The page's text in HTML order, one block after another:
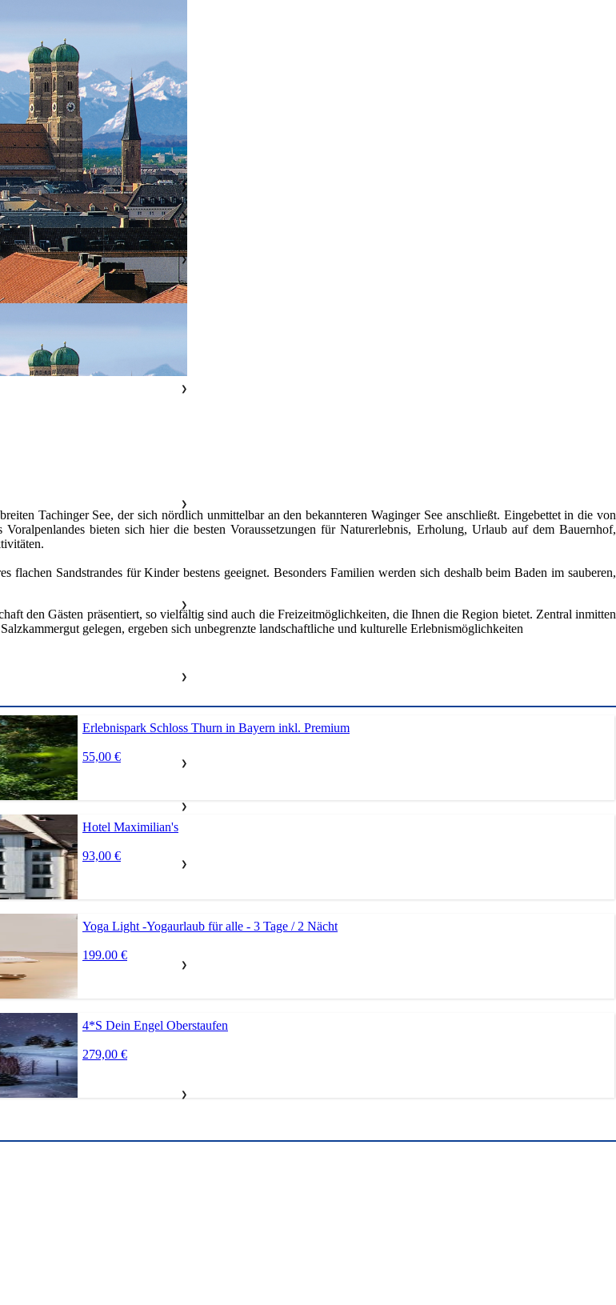
Tachinger See, der sich nördlich unmittelbar an den bekannteren Waginger See anschließt. Eingebettet in die von
bieten sich hier die besten Voraussetzungen für Naturerlebnis, Erholung, Urlaub auf dem Bauernhof,
Sandstrandes für Kinder bestens geeignet. Besonders Familien werden sich deshalb beim Baden im sauberen,
den Gästen präsentiert, so vielfältig sind auch die Freizeitmöglichkeiten, die Ihnen die Region bietet. Zentral inmitten
gelegen, ergeben sich unbegrenzte landschaftliche und kulturelle Erlebnismöglichkeiten
Erlebnispark Schloss Thurn in Bayern inkl. Premium
55,00 €
Hotel Maximilian's
93,00 €
Yoga Light -Yogaurlaub für alle - 3 Tage / 2 Nächt
199.00 €
4*S Dein Engel Oberstaufen
279,00 €
❯
❯
❯
❯
❯
❯
❯
❯
❯
❯
❯
❯